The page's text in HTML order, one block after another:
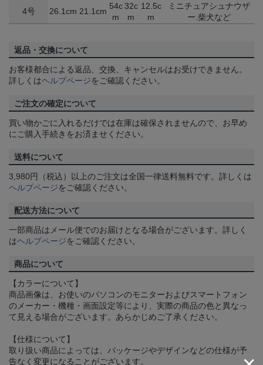
4号 26.1cm 21.1cm
54c
m
32c
m
12.5c
m
ミニチュアシュナウザ
ー.柴犬など
返品・交換について
お客様都合による返品、交換、キャンセルはお受けできません。
詳しくはヘルプページをご確認ください。
ご注文の確定について
買い物かごに入れるだけでは在庫は確保されませんので、お早め
にご購入手続きをお済ませください。
送料について
3,980円（税込）以上のご注文は全国一律送料無料です。詳しくは
ヘルプページをご確認ください。
配送方法について
一部商品はメール便でのお届けとなる場合がございます。詳しく
はヘルプページをご確認ください。
商品について
【カラーについて】
商品画像は、お使いのパソコンのモニターおよびスマートフォン
のメーカー・機種・画面設定等により、実際の商品の色と異なっ
て見える場合がございます。あらかじめご了承ください。
【仕様について】
取り扱い商品によっては、パッケージやデザインなどの仕様が予
告なく変更になることがございます。